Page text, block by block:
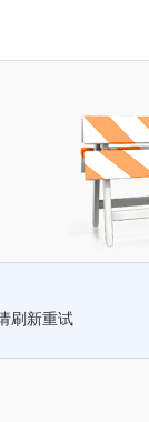
刷新重试